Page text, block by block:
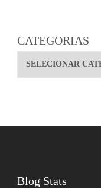
CATEGORIAS
Blog Stats